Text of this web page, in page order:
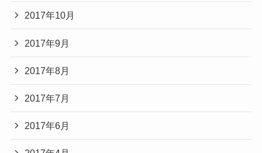
2017年10月
2017年9月
2017年8月
2017年7月
2017年6月